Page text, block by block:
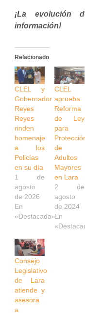
¡La evolución
información!
Relacionado
CLEL y
Gobernador
Reyes
Reyes
rinden
homenaje
a los
Policías
en su día
1 de
agosto
de 2026
En
«Destacada»
CLEL
aprueba
Reforma
de Ley
para
de
Adultos
Mayores
en Lara
2 de
agosto
de 2024
En
Consejo
Legislativo
de Lara
atiende y
asesora
a